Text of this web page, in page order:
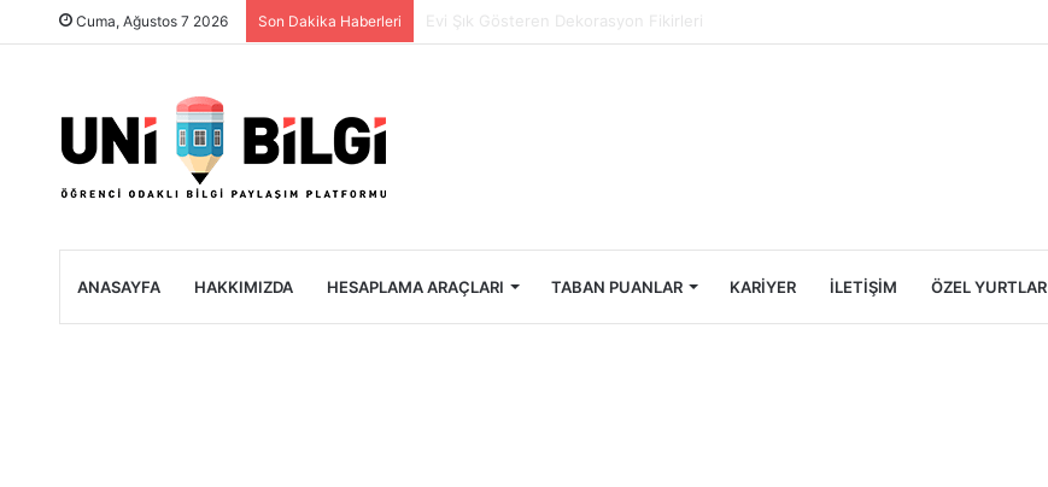
Cuma, Ağustos 7 2026 Son Dakika Haberleri Üniversite Öğrencileri İçin Ekonomik Tatil Rehberi
ANASAYFA HAKKIMIZDA HESAPLAMA ARAÇLARI TABAN PUANLAR KARIYER İLETIŞIM ÖZEL YURTLAR